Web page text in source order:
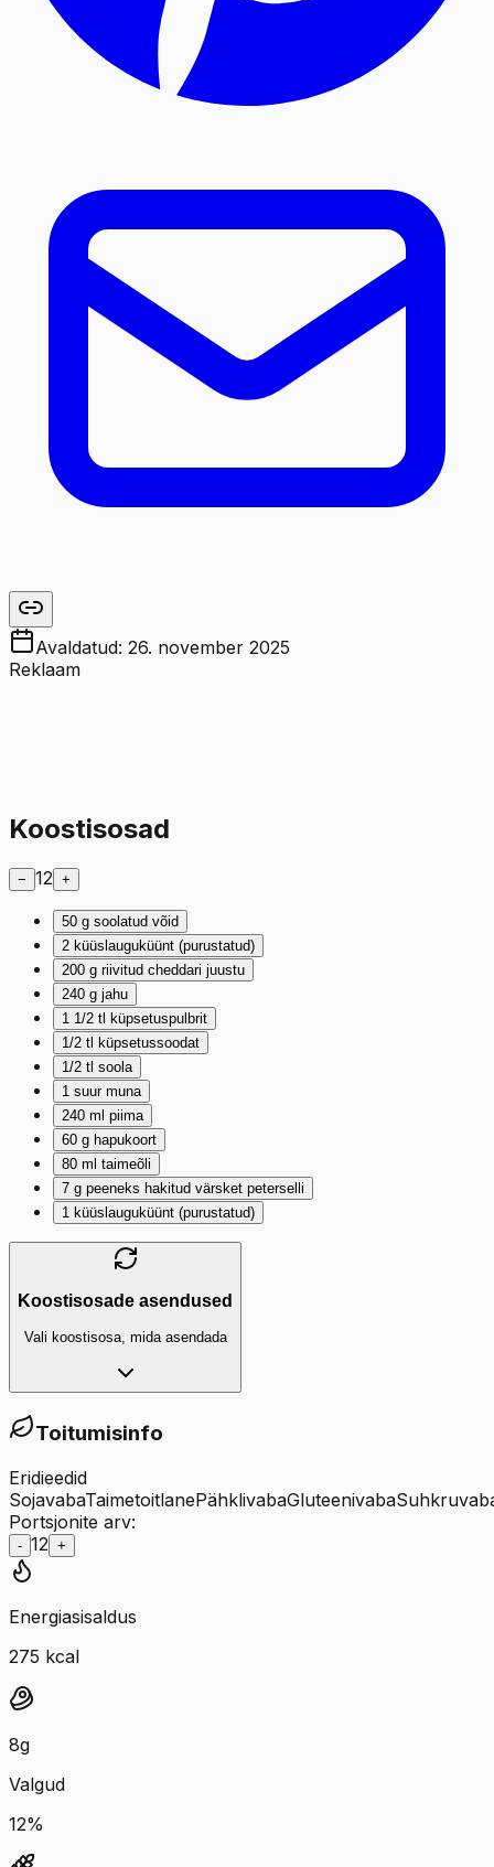
Avaldatud: 26. november 2025
Reklaam
Koostisosad
− 12 +
50 g soolatud võid
2 küüslauguküünt (purustatud)
200 g riivitud cheddari juustu
240 g jahu
1 1/2 tl küpsetuspulbrit
1/2 tl küpsetussoodat
1/2 tl soola
1 suur muna
240 ml piima
60 g hapukoort
80 ml taimeõli
7 g peeneks hakitud värsket peterselli
1 küüslauguküünt (purustatud)
Koostisosade asendused
Vali koostisosa, mida asendada
Toitumisinfo
Eridieedid
SojavabaTaimetoitlanePähklivabaGluteenivaba
Portsjonite arv:
- 12 +
Energiasisaldus
275 kcal
8g
Valgud
12%